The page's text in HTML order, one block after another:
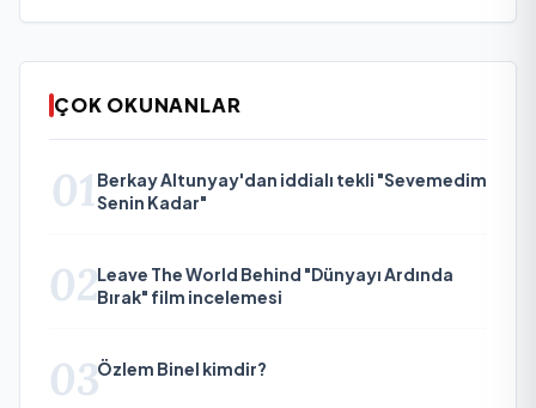
ÇOK OKUNANLAR
01 Berkay Altunyay'dan iddialı tekli "Sevemedim
Senin Kadar"
02Leave The World Behind "Dünyayı Ardında
Bırak" film incelemesi
03Özlem Binel kimdir?